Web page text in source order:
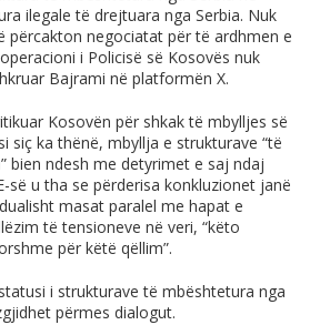
ilegale të drejtuara nga Serbia. Nuk
përcakton negociatat për të ardhmen e
i Policisë së Kosovës nuk
Bajrami në platformën X.
Kosovën për shkak të mbylljes së
siç ka thënë, mbyllja e strukturave “të
bien ndesh me detyrimet e saj ndaj
së u tha se përderisa konkluzionet janë
masat paralel me hapat e
të tensioneve në veri, “këto
për këtë qëllim”.
i strukturave të mbështetura nga
përmes dialogut.